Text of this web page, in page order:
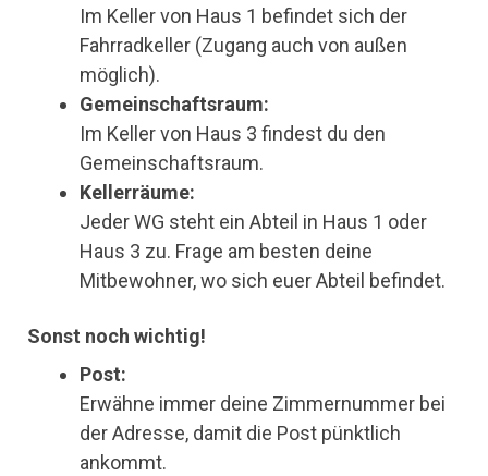
Im Keller von Haus 1 befindet sich der
Fahrradkeller (Zugang auch von außen
möglich).
Gemeinschaftsraum:
Im Keller von Haus 3 findest du den
Gemeinschaftsraum.
Kellerräume:
Jeder WG steht ein Abteil in Haus 1 oder
Haus 3 zu. Frage am besten deine
Mitbewohner, wo sich euer Abteil befindet.
Sonst noch wichtig!
Post:
Erwähne immer deine Zimmernummer bei
der Adresse, damit die Post pünktlich
ankommt.